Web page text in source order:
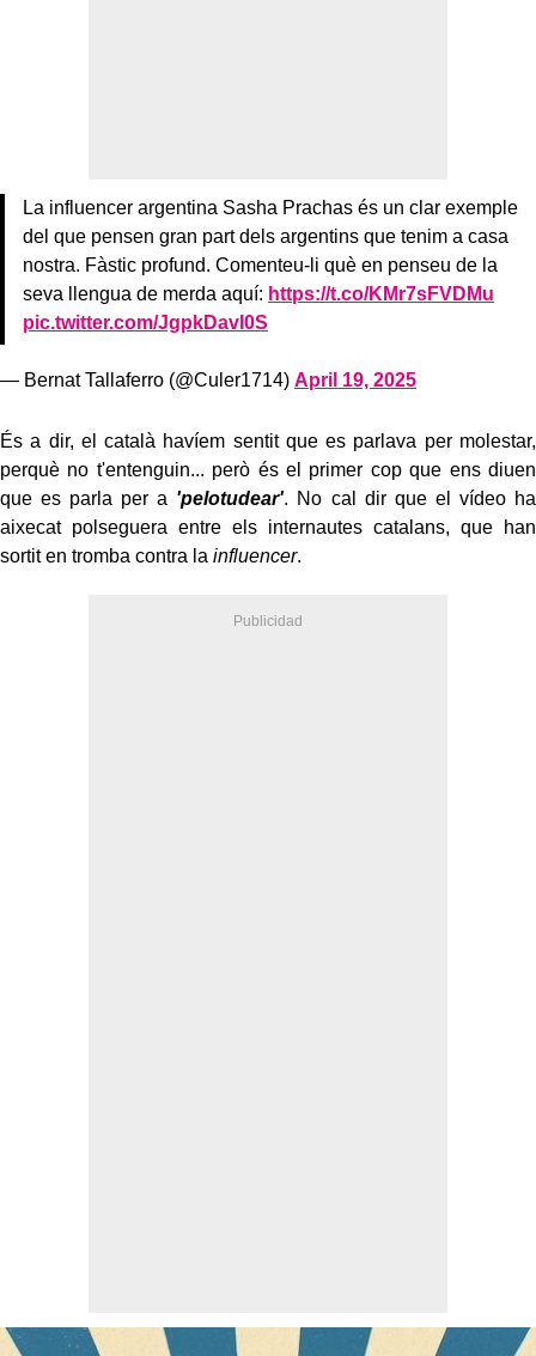
La influencer argentina Sasha Prachas és un clar exemple
del que pensen gran part dels argentins que tenim a casa
nostra. Fàstic profund. Comenteu-li què en penseu de la
seva llengua de merda aquí: https://t.co/KMr7sFVDMu
pic.twitter.com/JgpkDavI0S
— Bernat Tallaferro (@Culer1714) April 19, 2025
És a dir, el català havíem sentit que es parlava per molestar,
perquè no t'entenguin... però és el primer cop que ens diuen
que es parla per a 'pelotudear'. No cal dir que el vídeo ha
aixecat polseguera entre els internautes catalans, que han
sortit en tromba contra la influencer.